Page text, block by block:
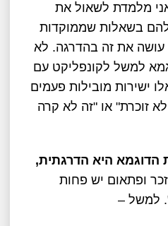
מלמדת לשאול את
בשאלות שממוקדות
עושה את זה בהדרגה. לא
למשל לקונפליקט עם
ישירות מובילות פעמים
זוכרת" או "זה לא קרה
היא הדרגתית,
ופתאום יש פחות
למשל –